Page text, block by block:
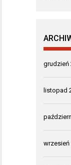
grudzień
listopad
wrzesień